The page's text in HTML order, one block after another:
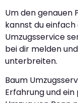
Um den genauen
kannst du
Umzugsservice
bei dir melden
unterbreiten.
Baum
Erfahrung und